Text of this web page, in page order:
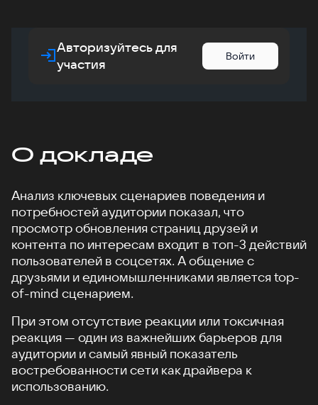
Авторизуйтесь для
участия
Войти
О докладе
Анализ ключевых сценариев поведения и
потребностей аудитории показал, что
просмотр обновления страниц друзей и
контента по интересам входит в топ-3 действий
пользователей в соцсетях. А общение с
друзьями и единомышленниками является top-
of-mind сценарием.
При этом отсутствие реакции или токсичная
реакция — один из важнейших барьеров для
аудитории и самый явный показатель
востребованности сети как драйвера к
использованию.